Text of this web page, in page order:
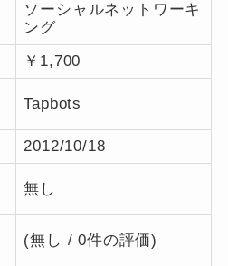
ソーシャルネットワーキ
ング
￥1,700
Tapbots
2012/10/18
無し
(無し / 0件の評価)